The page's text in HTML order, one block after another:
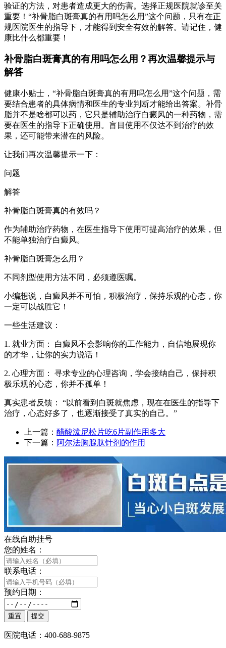
验证的方法，对患者造成更大的伤害。选择正规医院就诊至关
重要！“补骨脂白斑膏真的有用吗怎么用”这个问题，只有在正
规医院医生的指导下，才能得到安全有效的解答。请记住，健
康比什么都重要！
补骨脂白斑膏真的有用吗怎么用？再次温馨提示与
解答
健康小贴士，“补骨脂白斑膏真的有用吗怎么用”这个问题，需
要结合患者的具体病情和医生的专业判断才能给出答案。补骨
脂并不是啥都可以药，它只是辅助治疗白癜风的一种药物，需
要在医生的指导下正确使用。盲目使用不仅达不到治疗的效
果，还可能带来潜在的风险。
让我们再次温馨提示一下：
问题
解答
补骨脂白斑膏真的有效吗？
作为辅助治疗药物，在医生指导下使用可提高治疗的效果，但
不能单独治疗白癜风。
补骨脂白斑膏怎么用？
不同剂型使用方法不同，必须遵医嘱。
小编想说，白癜风并不可怕，积极治疗，保持乐观的心态，你
一定可以战胜它！
一些生活建议：
1. 就业方面： 白癜风不会影响你的工作能力，自信地展现你
的才华，让你的实力说话！
2. 心理方面： 寻求专业的心理咨询，学会接纳自己，保持积
极乐观的心态，你并不孤单！
真实患者反馈： “以前看到白斑就焦虑，现在在医生的指导下
治疗，心态好多了，也逐渐接受了真实的自己。”
上一篇： 醋酸泼尼松片吃6片副作用多大
下一篇： 阿尔法胸腺肽针剂的作用
在线自助挂号
您的姓名：
联系电话：
预约日期：
医院电话：400-688-9875